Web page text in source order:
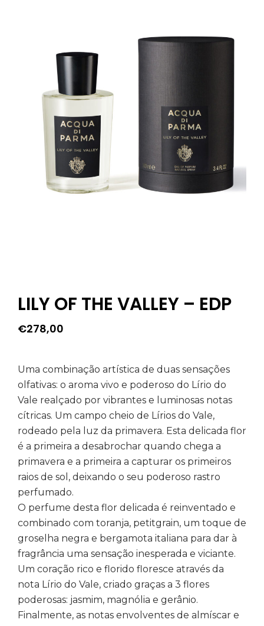
LILY OF THE VALLEY – EDP
€278,00
Uma combinação artística de duas sensações
olfativas: o aroma vivo e poderoso do Lírio do
Vale realçado por vibrantes e luminosas notas
cítricas. Um campo cheio de Lírios do Vale,
rodeado pela luz da primavera. Esta delicada flor
é a primeira a desabrochar quando chega a
primavera e a primeira a capturar os primeiros
raios de sol, deixando o seu poderoso rastro
perfumado.
O perfume desta flor delicada é reinventado e
combinado com toranja, petitgrain, um toque de
groselha negra e bergamota italiana para dar à
fragrância uma sensação inesperada e viciante.
Um coração rico e florido floresce através da
nota Lírio do Vale, criado graças a 3 flores
poderosas: jasmim, magnólia e gerânio.
Finalmente, as notas envolventes de almíscar e